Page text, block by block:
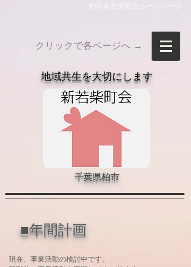
柏市新若柴町会ホームページ
クリックで各ページへ →
​地域共生を大切にします
千葉県柏市
■年間計画
現在、事業活動の検討中です。